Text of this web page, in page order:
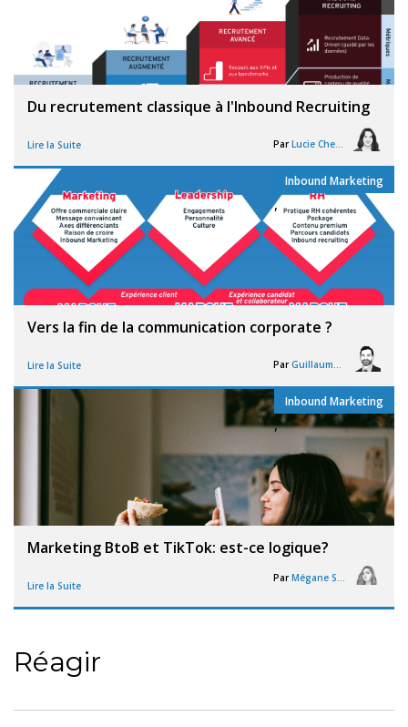
Du recrutement classique à l'Inbound Recruiting
Lire la Suite Par
Vers la fin de la communication corporate ?
Lire la Suite Par
Inbound Marketing
,
Marketing BtoB et TikTok: est-ce logique?
Lire la Suite
Par
Inbound Marketing
,
Réagir